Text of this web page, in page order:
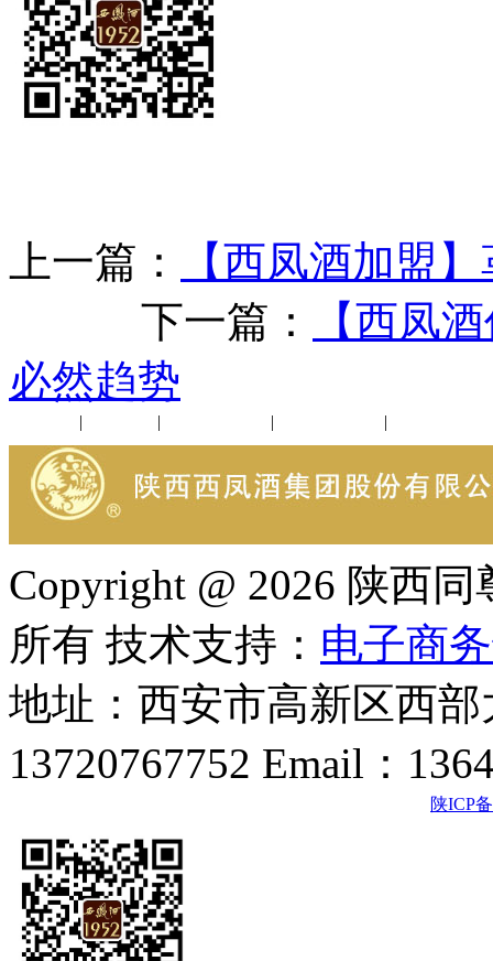
上一篇：
【西凤酒加盟
下一篇：
【西凤
必然趋势
| | | |
Copyright @ 2026 陕西
所有 技术支持： 电子商
地址：西安市高新区西
13720767752 Email：
陕ICP